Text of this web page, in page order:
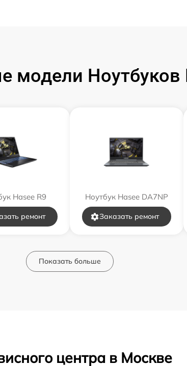
модели Ноутбуков
Hasee R9
ремонт
Ноутбук Hasee DA7NP
Заказать ремонт
Показать больше
центра в Москве